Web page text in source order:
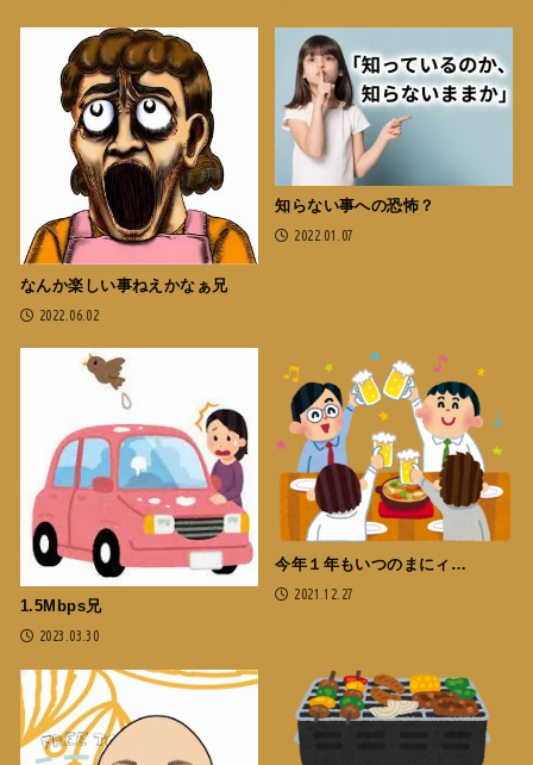
なんか楽しい事ねえかなぁ兄
2022.06.02
知らない事への恐怖？
2022.01.07
1.5Mbps兄
2023.03.30
今年１年もいつのまにィ…
2021.12.27